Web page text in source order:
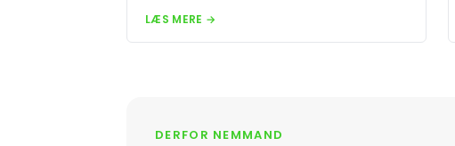
LÆS MERE →
DERFOR NEMMAND